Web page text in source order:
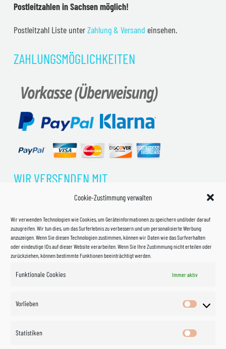
Cookie-Zustimmung verwalten
Wir verwenden Technologien wie Cookies, um Geräteinformationen zu speichern und/oder darauf
zuzugreifen. Wir tun dies, um das Surferlebnis zu verbessern und um personalisierte Werbung
anzuzeigen. Wenn Sie diesen Technologien zustimmen, können wir Daten wie das Surfverhalten
oder eindeutige IDs auf dieser Website verarbeiten. Wenn Sie Ihre Zustimmung nicht erteilen oder
zurückziehen, können bestimmte Funktionen beeinträchtigt werden.
Funktionale Cookies Immer aktiv
Vorlieben
Vorlieben
Statistiken
Postleitzahlen in Sachsen möglich!
Postleitzahl Liste unterZahlung & Versand einsehen.
ZAHLUNGSMÖGLICHKEITEN
WIR VERSENDEN MIT